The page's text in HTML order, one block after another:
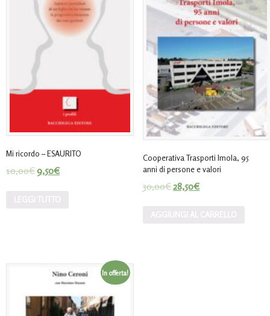
Mi ricordo – ESAURITO
10,00€9,50€
Cooperativa Trasporti Imola, 95
anni di persone e valori
30,00€28,50€
In offerta!